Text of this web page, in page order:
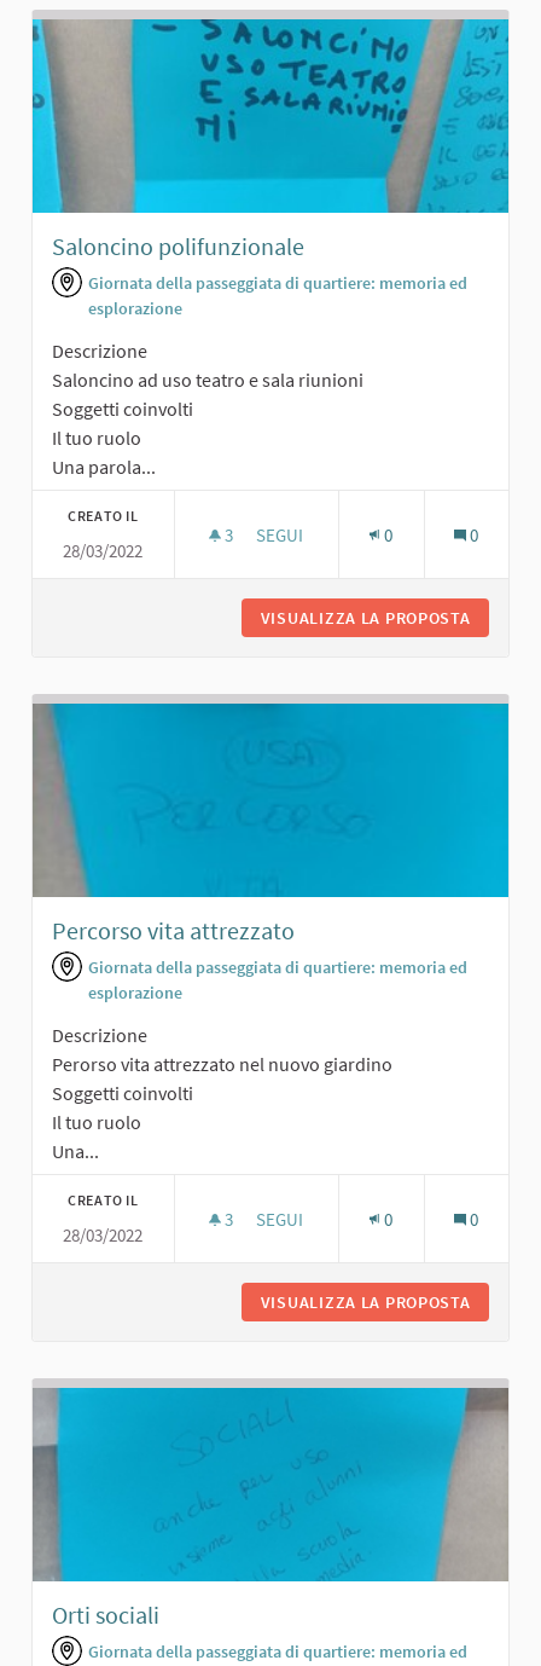
Saloncino polifunzionale
Giornata della passeggiata di quartiere: memoria ed
esplorazione
Descrizione
Saloncino ad uso teatro e sala riunioni
Soggetti coinvolti
Il tuo ruolo
Una parola...
CREATO IL
28/03/2022
3 3 SOSTENITORI
SEGUI 0 0
VISUALIZZA LA PROPOSTA
Percorso vita attrezzato
Giornata della passeggiata di quartiere: memoria ed
esplorazione
Descrizione
Perorso vita attrezzato nel nuovo giardino
Soggetti coinvolti
Il tuo ruolo
Una...
CREATO IL
28/03/2022
3 3 SOSTENITORI
SEGUI 0 0
VISUALIZZA LA PROPOSTA
Orti sociali
Giornata della passeggiata di quartiere: memoria ed